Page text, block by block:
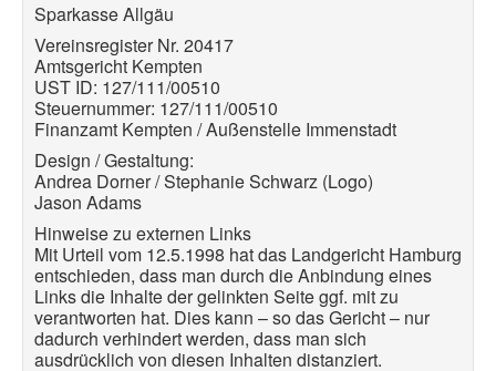
Sparkasse Allgäu
Vereinsregister Nr. 20417
Amtsgericht Kempten
UST ID: 127/111/00510
Steuernummer: 127/111/00510
Finanzamt Kempten / Außenstelle Immenstadt
Design / Gestaltung:
Andrea Dorner / Stephanie Schwarz (Logo)
Jason Adams
Hinweise zu externen Links
Mit Urteil vom 12.5.1998 hat das Landgericht Hamburg
entschieden, dass man durch die Anbindung eines
Links die Inhalte der gelinkten Seite ggf. mit zu
verantworten hat. Dies kann – so das Gericht – nur
dadurch verhindert werden, dass man sich
ausdrücklich von diesen Inhalten distanziert.